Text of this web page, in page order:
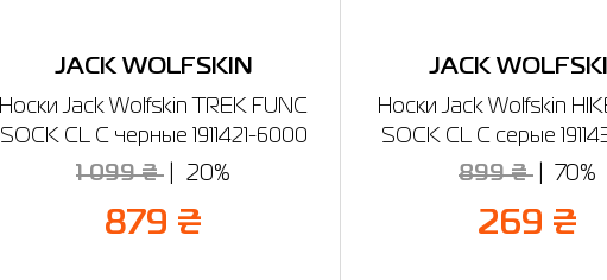
JACK WOLFSKIN
Носки Jack Wolfskin TREK FUNC
SOCK CL C черные 1911421-6000
1 099 ₴ 20%
879 ₴
JACK
Носки Jack Wolfskin
SOCK CL C серые
899 ₴ 70%
269 ₴